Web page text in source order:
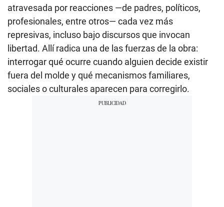
atravesada por reacciones —de padres, políticos,
profesionales, entre otros— cada vez más
represivas, incluso bajo discursos que invocan
libertad. Allí radica una de las fuerzas de la obra:
interrogar qué ocurre cuando alguien decide existir
fuera del molde y qué mecanismos familiares,
sociales o culturales aparecen para corregirlo.